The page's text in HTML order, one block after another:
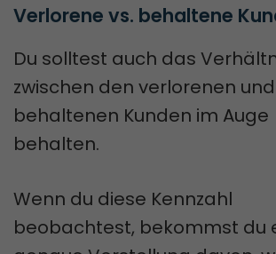
Verlorene vs. behaltene
Du solltest auch das
zwischen den verlorenen
behaltenen Kunden im Auge
behalten.
Wenn du diese Kennzahl
beobachtest, bekommst du